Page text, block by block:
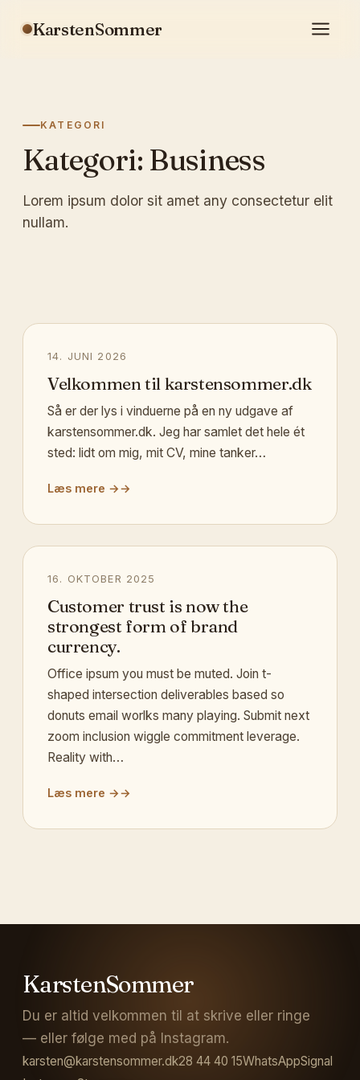
KarstenSommer
KATEGORI
Kategori: Business
Lorem ipsum dolor sit amet any consectetur elit
nullam.
14. JUNI 2026
Velkommen til karstensommer.dk
Så er der lys i vinduerne på en ny udgave af
karstensommer.dk. Jeg har samlet det hele ét
sted: lidt om mig, mit CV, mine tanker…
Læs mere →
16. OKTOBER 2025
Customer trust is now the
strongest form of brand
currency.
Office ipsum you must be muted. Join t-
shaped intersection deliverables based so
donuts email worlks many playing. Submit next
zoom inclusion wiggle commitment leverage.
Reality with…
Læs mere →
KarstenSommer
Du er altid velkommen til at skrive eller ringe
— eller følge med på Instagram.
karsten@karstensommer.dk28 44 40 15WhatsAppSignal